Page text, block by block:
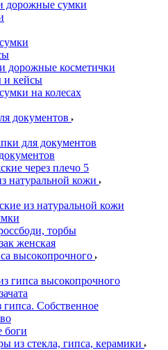
дорожные сумки
дорожные косметички
и кейсы
на колесах
документов
для документов
через плечо 5
натуральной кожи
из натуральной кожи
торбы
женская
высокопрочного
гипса высокопрочного
Собственное
боги
из стекла, гипса, керамики